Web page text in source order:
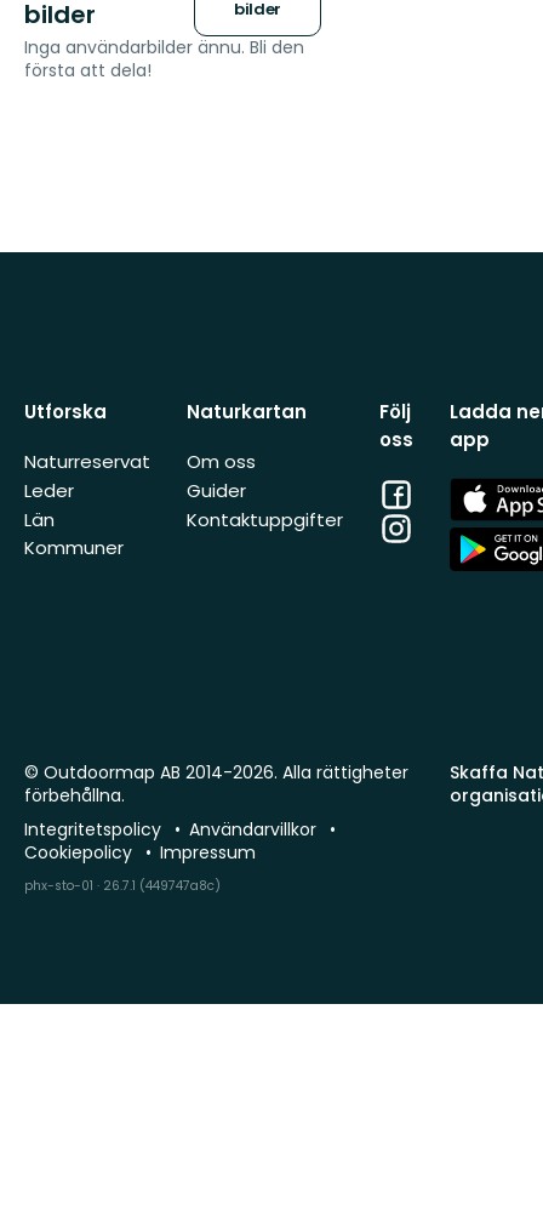
bilder
bilder
Inga användarbilder ännu. Bli den
första att dela!
Utforska
Naturreservat
Leder
Län
Kommuner
Naturkartan
Om oss
Guider
Kontaktuppgifter
Följ
oss
Facebook
Instagram
Ladda
app
App
Store
App
Store
Skaffa
© Outdoormap AB 2014-2026. Alla rättigheter
förbehållna.
Integritetspolicy
Användarvillkor
Cookiepolicy
Impressum
phx-sto-01 · 26.7.1 (449747a8c)